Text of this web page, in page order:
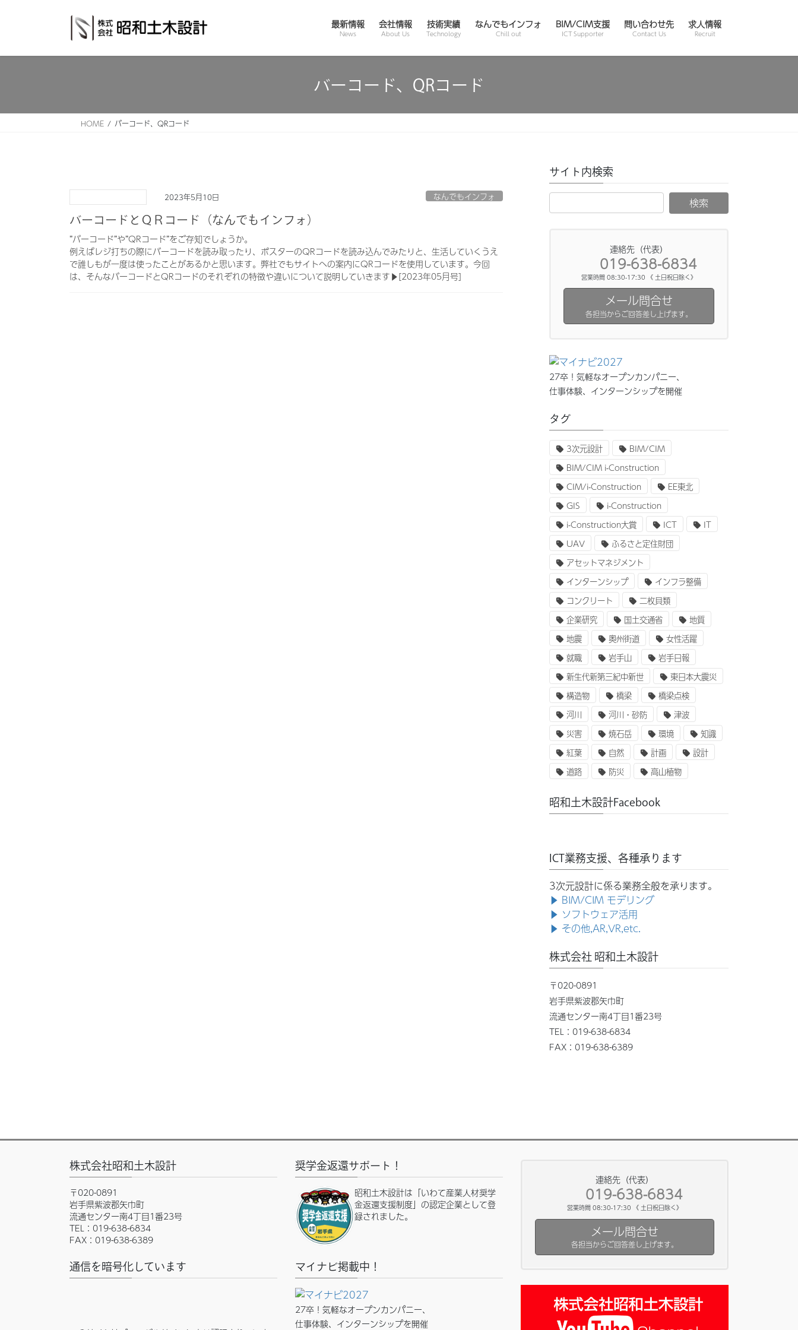
最新情報
News
会社情報
About Us
技術実績
Technology
なんでもインフォ
Chill out
BIM/CIM支援
ICT Supporter
問い合わせ先
Contact Us
求人情報
Recruit
バーコード、QRコード
HOME バーコード、QRコード
2023年5月10日
なんでもインフォ
バーコードとＱＲコード（なんでもインフォ）
”バーコード”や”QRコード”をご存知でしょうか。
例えばレジ打ちの際にバーコードを読み取ったり、ポスターのQRコードを読み込んでみたりと、生活していくうえ
で誰しもが一度は使ったことがあるかと思います。弊社でもサイトへの案内にQRコードを使用しています。今回
は、そんなバーコードとQRコードのそれぞれの特徴や違いについて説明していきます▶[2023年05月号]
サイト内検索
連絡先（代表）
019-638-6834
営業時間 08:30-17:30 《 土日祝日除く》
メール問合せ
各担当からご回答差し上げます。
27卒！気軽なオープンカンパニー、
仕事体験、インターンシップを開催
タグ
3次元設計
BIM/CIM
BIM/CIM i-Construction
CIM/i-Construction
EE東北
GIS
i-Construction
i-Construction大賞
ICT
IT
UAV
ふるさと定住財団
アセットマネジメント
インターンシップ
インフラ整備
コンクリート
二枚貝類
企業研究
国土交通省
地質
地震
奥州街道
女性活躍
就職
岩手山
岩手日報
新生代新第三紀中新世
東日本大震災
構造物
橋梁
橋梁点検
河川
河川・砂防
津波
災害
焼石岳 環境
知識
紅葉
自然 計画
設計
道路
防災 高山植物
昭和土木設計Facebook
ICT業務支援、各種承ります
3次元設計に係る業務全般を承ります。
▶ BIM/CIM モデリング
▶ ソフトウェア活用
▶ その他,AR,VR,etc.
株式会社 昭和土木設計
〒020-0891
岩手県紫波郡矢巾町
流通センター南4丁目1番23号
TEL：019-638-6834
FAX：019-638-6389
株式会社昭和土木設計
〒020-0891
岩手県紫波郡矢巾町
流通センター南4丁目1番23号
TEL：019-638-6834
FAX：019-638-6389
通信を暗号化しています
奨学金返還サポート！
昭和土木設計は「いわて産業人材奨学
金返還支援制度」の認定企業として登
録されました。
マイナビ掲載中！
27卒！気軽なオープンカンパニー、
仕事体験、インターンシップを開催
連絡先（代表）
019-638-6834
営業時間 08:30-17:30 《 土日祝日除く》
メール問合せ
各担当からご回答差し上げます。